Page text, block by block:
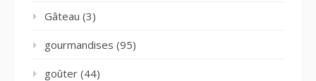
Gâteau (3)
gourmandises (95)
goûter (44)